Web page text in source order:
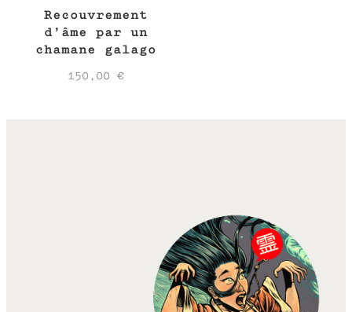
Recouvrement
d’âme par un
chamane galago
150,00 €